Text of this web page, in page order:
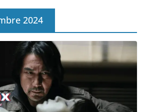
2024